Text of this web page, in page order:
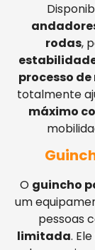
rodas,
processo
totalmente
máximo
O guincho
um
pessoas
limitada.